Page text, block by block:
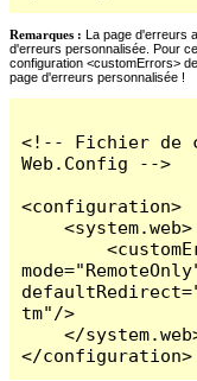
Remarques : La page d'erreurs
d'erreurs personnalisée. Pour
configuration <customErrors>
page d'erreurs personnalisée !
<!-- Fichier de
Web.Config -->
<configuration>
    <system.web>
        <customErrors
tm"/>
    </system.web>
</configuration>